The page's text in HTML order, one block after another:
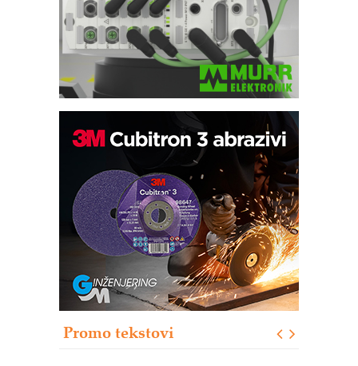
Promo tekstovi
Trajna oznaka kao dugoročna korist
Bezbednost na prvom mestu!
IB BLUMENAUER - više od 40 godina
poverenja u industriji
RMQ-TITAN ADVANCED INDICATOR
– Pametna signalizacija za efikasnije
upravljanje mašinama
Sigurnije ispitivanje transformatora u
solarnim elektranama i vetroparkovima